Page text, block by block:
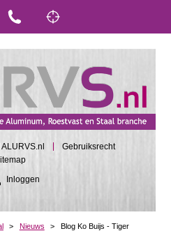
Gebruiksrecht
Inloggen
> Nieuws >
Blog Ko Buijs - Tiger